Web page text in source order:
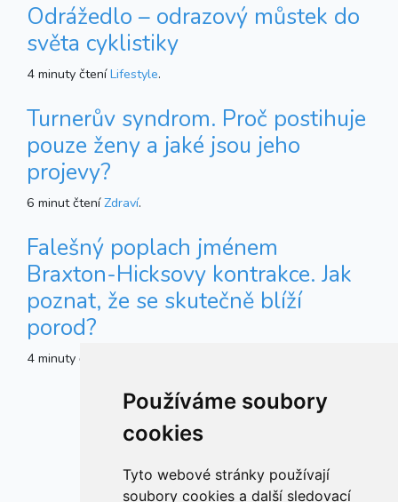
Používáme soubory
cookies
Tyto webové stránky používají
soubory cookies a další sledovací
Odrážedlo – odrazový můstek do
světa cyklistiky
4 minuty čtení Lifestyle.
Turnerův syndrom. Proč postihuje
pouze ženy a jaké jsou jeho
projevy?
6 minut čtení Zdraví.
Falešný poplach jménem
Braxton-Hicksovy kontrakce. Jak
poznat, že se skutečně blíží
porod?
4 minuty čtení